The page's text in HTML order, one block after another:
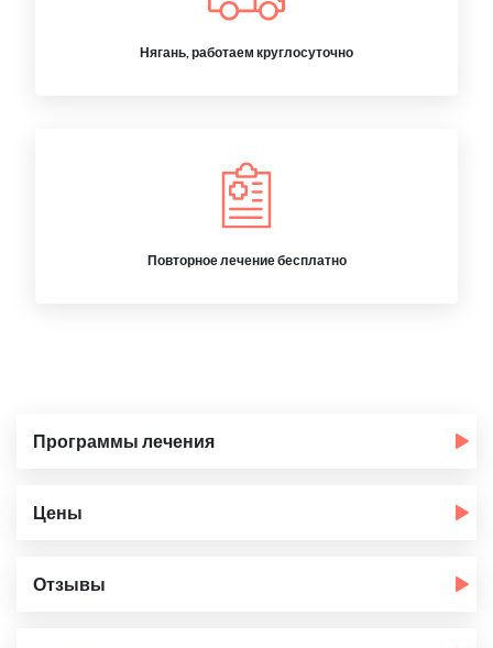
Нягань, работаем круглосуточно
Повторное лечение бесплатно
Программы лечения
Цены
Отзывы